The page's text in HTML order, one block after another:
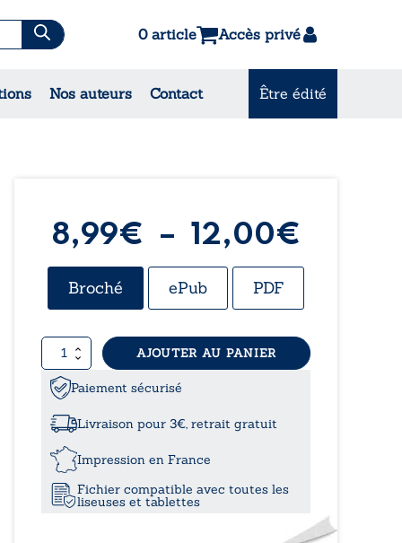
0 article Accès privé
Nos auteurs Contact Être édité
& Contes
8,99€ – 12,00€
de
8,99€
Broché ePub PDF
quantité
de
Enfance
sous
Histoire
d’une
décennie
AJOUTER AU PANIER
Paiement sécurisé
Livraison pour 3€, retrait gratuit
Impression en France
Fichier compatible avec toutes les
liseuses et tablettes